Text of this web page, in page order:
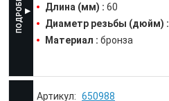
Длина (мм) : 60
Диаметр резьбы (дюйм) :
Материал : бронза
650988